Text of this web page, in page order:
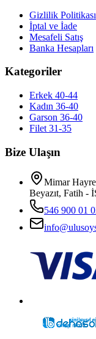
Gizlilik Politikası
İptal ve İade
Mesafeli Satış
Banka Hesapları
Kategoriler
Erkek 40-44
Kadın 36-40
Garson 36-40
Filet 31-35
Bize Ulaşın
Mimar
Beyazıt, Fatih -
546 900 01